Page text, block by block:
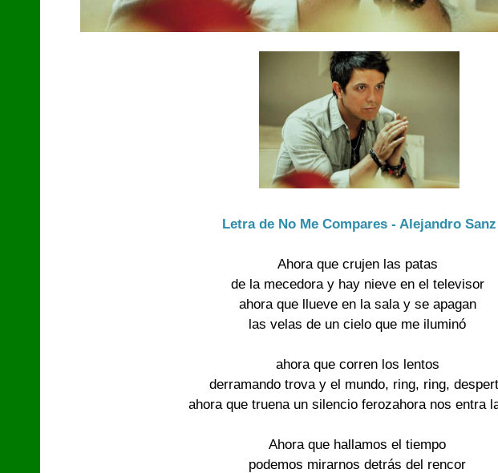
Letra de No Me Compares - Alejandro Sanz
Ahora que crujen las patas
de la mecedora y hay nieve en el televisor
ahora que llueve en la sala y se apagan
las velas de un cielo que me iluminó
ahora que corren los lentos
derramando trova y el mundo, ring, ring,
ahora que truena un silencio ferozahora nos entra
Ahora que hallamos el tiempo
podemos mirarnos detrás del rencor